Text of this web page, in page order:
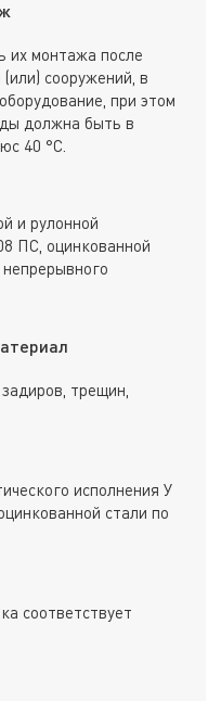
их монтажа после
сооружений, в
при этом
должна быть в
40 °С.
и рулонной
ПС, оцинкованной
трещин,
исполнения У
стали по
соответствует